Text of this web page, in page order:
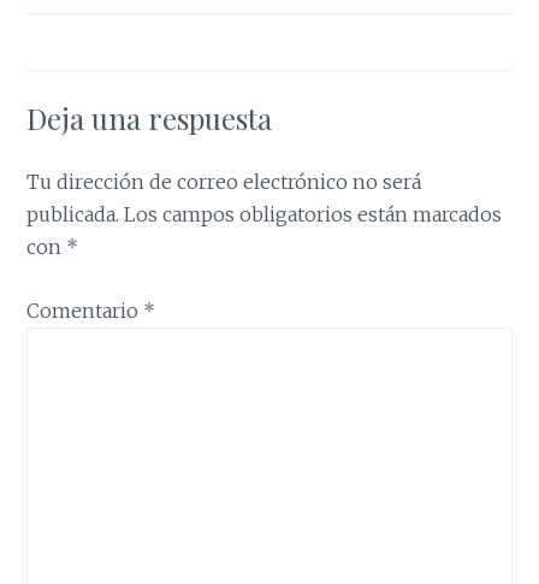
Deja una respuesta
Tu dirección de correo electrónico no será
publicada. Los campos obligatorios están marcados
con *
Comentario *